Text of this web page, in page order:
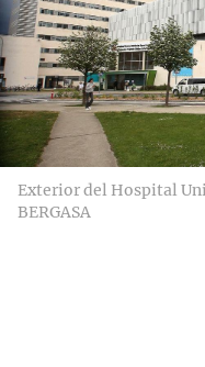
Exterior del Hospital
BERGASA